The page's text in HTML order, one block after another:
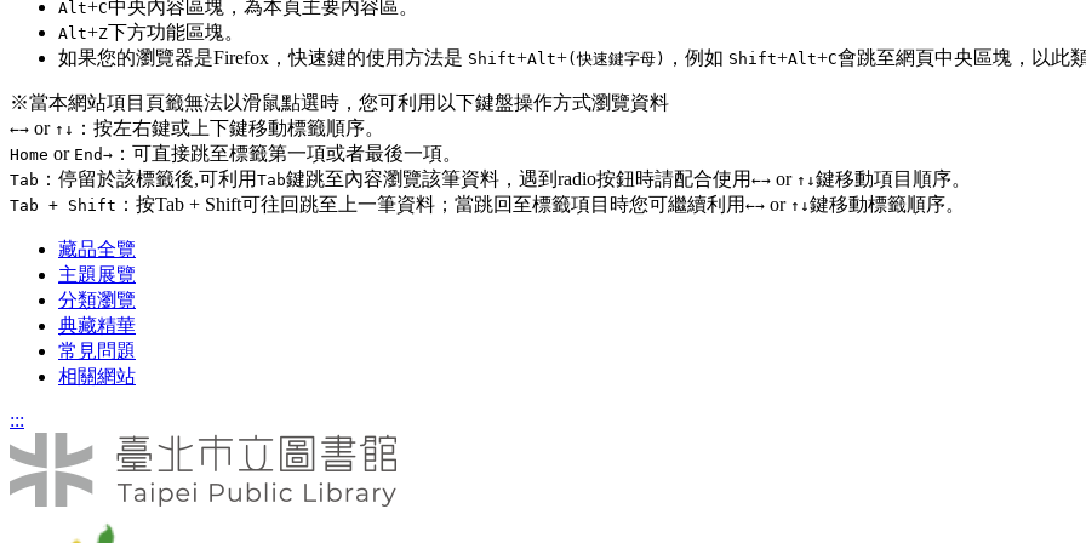
Alt+C中央內容區塊，為本頁主要內容區。
Alt+Z下方功能區塊。
如果您的瀏覽器是Firefox，快速鍵的使用方法是 Shift+Alt+(快速鍵字母) ，例如 Shift+Alt+C會跳至網頁中央區塊，以此
※當本網站項目頁籤無法以滑鼠點選時，您可利用以下鍵盤操作方式瀏覽資料
←→ or ↑ ↓ ：按左右鍵或上下鍵移動標籤順序。
Home or End→ ：可直接跳至標籤第一項或者最後一項。
Tab ：停留於該標籤後,可利用 Tab鍵跳至內容瀏覽該筆資料，遇到radio按鈕時請配合使用 ←→ or ↑ ↓鍵移動項目順序。
Tab + Shift ：按Tab + Shift可往回跳至上一筆資料；當跳回至標籤項目時您可繼續利用 ←→ or ↑ ↓鍵移動標籤順序。
藏品全覽
主題展覽
分類瀏覽
典藏精華
常見問題
相關網站
:::